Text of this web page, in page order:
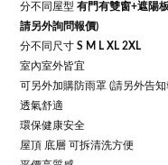
分不同屋型 有門有雙窗+遮陽
請另外詢問報價)
分不同尺寸 S M L XL 2XL
室內室外皆宜
可另外加購防雨罩 (請另外告知
透氣舒適
環保健康安全
屋頂 底層 可拆清洗方便